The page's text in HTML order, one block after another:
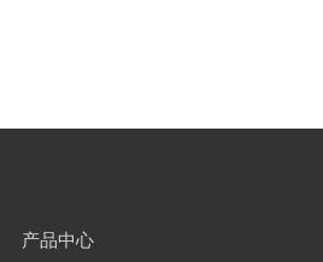
产品中心